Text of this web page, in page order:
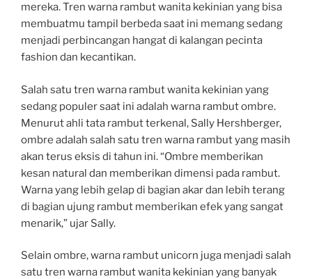
mereka. Tren warna rambut wanita kekinian yang bisa
membuatmu tampil berbeda saat ini memang sedang
menjadi perbincangan hangat di kalangan pecinta
fashion dan kecantikan.
Salah satu tren warna rambut wanita kekinian yang
sedang populer saat ini adalah warna rambut ombre.
Menurut ahli tata rambut terkenal, Sally Hershberger,
ombre adalah salah satu tren warna rambut yang masih
akan terus eksis di tahun ini. “Ombre memberikan
kesan natural dan memberikan dimensi pada rambut.
Warna yang lebih gelap di bagian akar dan lebih terang
di bagian ujung rambut memberikan efek yang sangat
menarik,” ujar Sally.
Selain ombre, warna rambut unicorn juga menjadi salah
satu tren warna rambut wanita kekinian yang banyak